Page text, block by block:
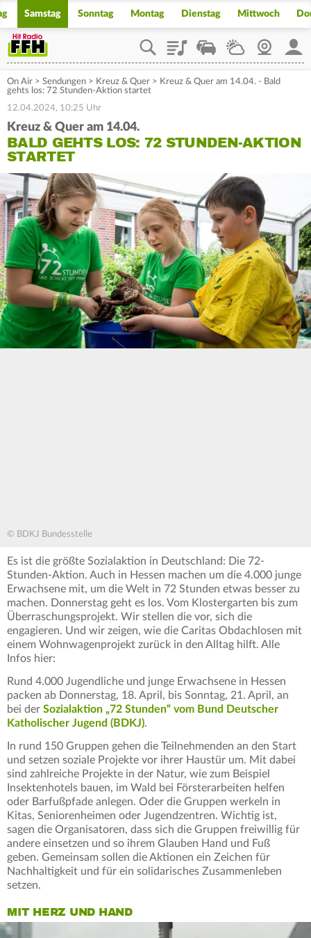
Samstag Sonntag Montag Dienstag Mittwoch
PlaylistStaupilotWetterWebcam
On Air > Sendungen > Kreuz & Quer > Kreuz & Quer am 14.04. - Bald
gehts los: 72 Stunden-Aktion startet
12.04.2024, 10:25 Uhr
Kreuz & Quer am 14.04.
BALD GEHTS LOS: 72 STUNDEN-AKTION
STARTET
© BDKJ Bundesstelle
Es ist die größte Sozialaktion in Deutschland: Die 72-
Stunden-Aktion. Auch in Hessen machen um die 4.000 junge
Erwachsene mit, um die Welt in 72 Stunden etwas besser zu
machen. Donnerstag geht es los. Vom Klostergarten bis zum
Überraschungsprojekt. Wir stellen die vor, sich die
engagieren. Und wir zeigen, wie die Caritas Obdachlosen mit
einem Wohnwagenprojekt zurück in den Alltag hilft. Alle
Infos hier:
Rund 4.000 Jugendliche und junge Erwachsene in Hessen
packen ab Donnerstag, 18. April, bis Sonntag, 21. April, an
bei der Sozialaktion „72 Stunden“ vom Bund Deutscher
Katholischer Jugend (BDKJ).
In rund 150 Gruppen gehen die Teilnehmenden an den Start
und setzen soziale Projekte vor ihrer Haustür um. Mit dabei
sind zahlreiche Projekte in der Natur, wie zum Beispiel
Insektenhotels bauen, im Wald bei Försterarbeiten helfen
oder Barfußpfade anlegen. Oder die Gruppen werkeln in
Kitas, Seniorenheimen oder Jugendzentren. Wichtig ist,
sagen die Organisatoren, dass sich die Gruppen freiwillig für
andere einsetzen und so ihrem Glauben Hand und Fuß
geben. Gemeinsam sollen die Aktionen ein Zeichen für
Nachhaltigkeit und für ein solidarisches Zusammenleben
setzen.
MIT HERZ UND HAND